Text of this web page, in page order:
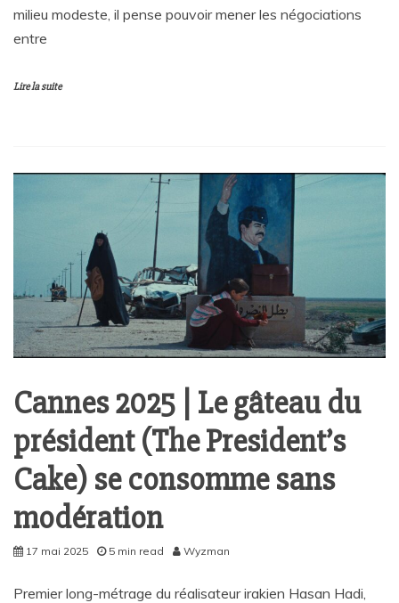
milieu modeste, il pense pouvoir mener les négociations
entre
Lire la suite
Cannes 2025 | Le gâteau du
président (The President’s
Cake) se consomme sans
modération
17 mai 2025 5 min read Wyzman
Premier long-métrage du réalisateur irakien Hasan Hadi,